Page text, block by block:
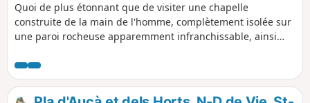
Quoi de plus étonnant que de visiter une chapelle
construite de la main de l'homme, complètement isolée sur
une paroi rocheuse apparemment infranchissable, ainsi
d'un autel formant une autre chapelle, celle-ci naturelle et
encore plus grande que la précédente !Sur le chemin de
l'ascension, on trouve une plus petite grotte. Les deux